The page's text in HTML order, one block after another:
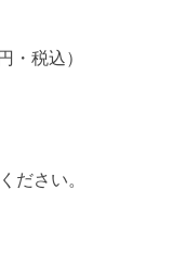
・税込）
ださい。